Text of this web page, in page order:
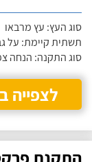
סוג העץ: עץ מרבאו
תשתית קיימת: על
סוג התקנה: הנחה
לצפייה